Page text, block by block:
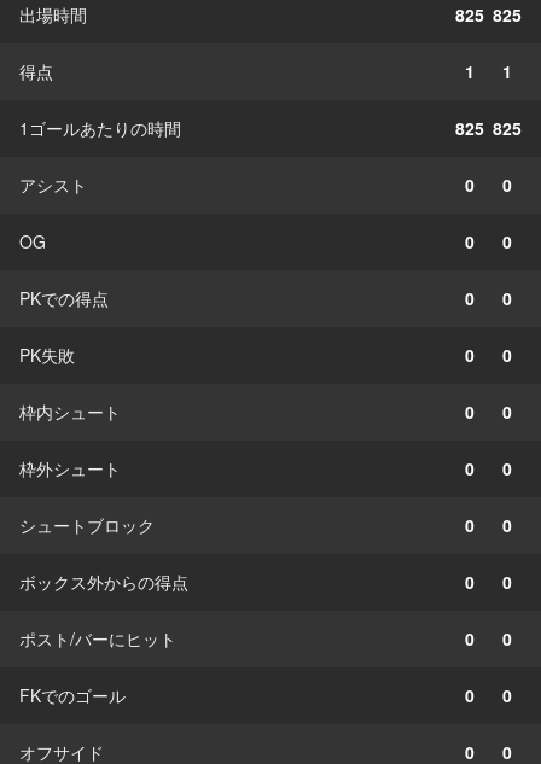
出場時間 825 825
得点 1 1
1ゴールあたりの時間 825 825
アシスト 0 0
OG 0 0
PKでの得点 0 0
PK失敗 0 0
枠内シュート 0 0
枠外シュート 0 0
シュートブロック 0 0
ボックス外からの得点 0 0
ポスト/バーにヒット 0 0
FKでのゴール 0 0
オフサイド 0 0